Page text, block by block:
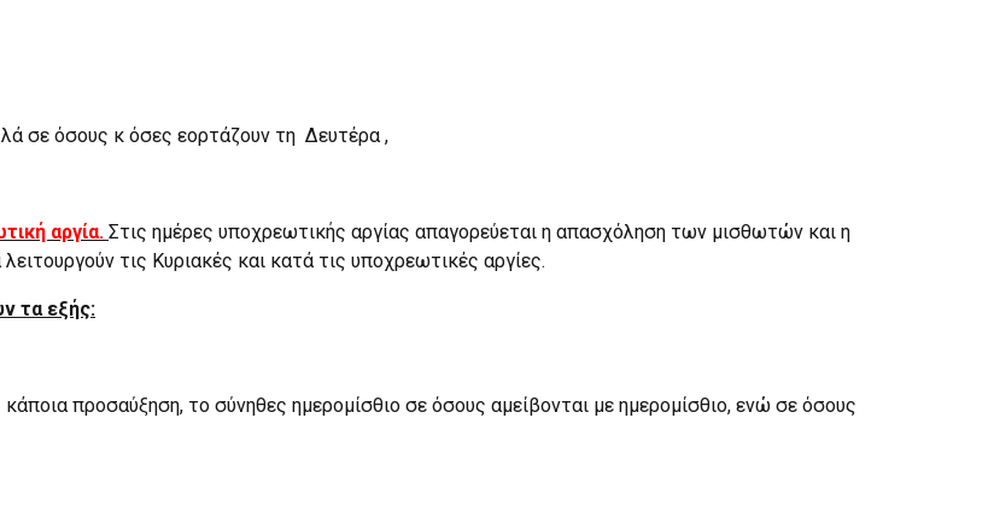
σε όσους κ όσες εορτάζουν τη Δευτέρα ,
αργία. Στις ημέρες υποχρεωτικής αργίας απαγορεύεται η απασχόληση των μισθωτών και η
τις Κυριακές και κατά τις υποχρεωτικές αργίες.
τα εξής:
προσαύξηση, το σύνηθες ημερομίσθιο σε όσους αμείβονται με ημερομίσθιο, ενώ σε όσους